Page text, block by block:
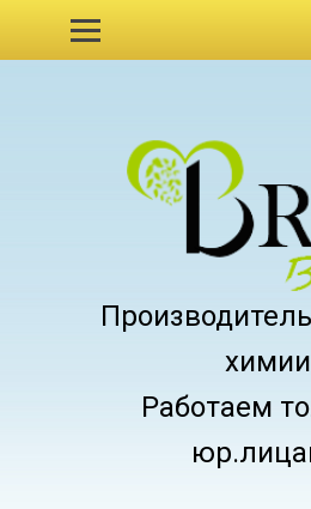
химии
Работаем